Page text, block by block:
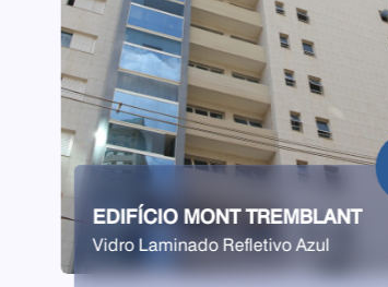
" alt="">
CONDOMÍNIO ROYAL BLUE
Vidro Laminado